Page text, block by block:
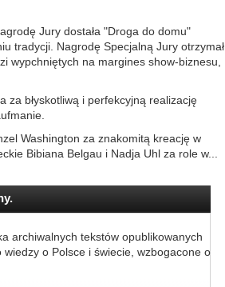
Jury dostała "Droga do domu"
tradycji. Nagrodę Specjalną Jury otrzymał
wypchniętych na margines show-biznesu,
za błyskotliwą i perfekcyjną realizację
Washington za znakomitą kreację w
Bibiana Belgau i Nadja Uhl za role w...
archiwalnych tekstów opublikowanych
wiedzy o Polsce i świecie, wzbogacone o